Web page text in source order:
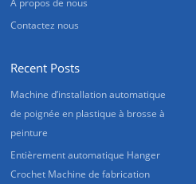
À propos de nous
Contactez nous
Recent Posts
Machine d’installation automatique
de poignée en plastique à brosse à
peinture
Entièrement automatique Hanger
Crochet Machine de fabrication